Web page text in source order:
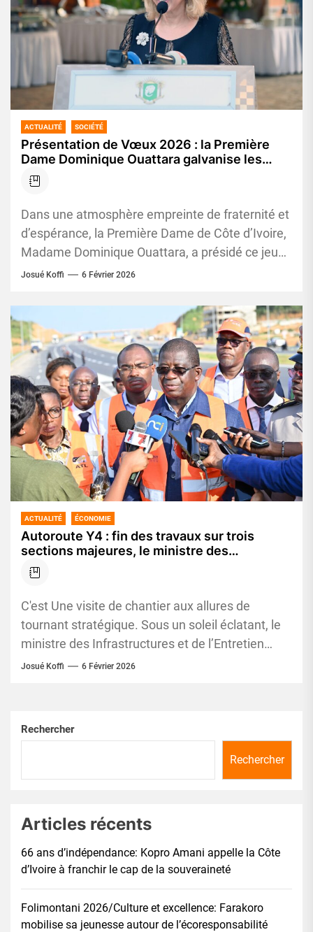
ACTUALITÉ SOCIÉTÉ
Présentation de Vœux 2026 : la Première
Dame Dominique Ouattara galvanise les
femmes ivoiriennes autour du leadership et
de la solidarité
Dans une atmosphère empreinte de fraternité et
d’espérance, la Première Dame de Côte d’Ivoire,
Madame Dominique Ouattara, a présidé ce jeudi
5 février 2026 la...
Josué Koffi 6 Février 2026
ACTUALITÉ ÉCONOMIE
Autoroute Y4 : fin des travaux sur trois
sections majeures, le ministre des
Infrastructures valide l’achèvement des
sections 1, 2 et 3
C'est Une visite de chantier aux allures de
tournant stratégique. Sous un soleil éclatant, le
ministre des Infrastructures et de l’Entretien
routier, Hien Sié Yacouba,...
Josué Koffi 6 Février 2026
Rechercher
Rechercher
Articles récents
66 ans d’indépendance: Kopro Amani appelle la Côte
d’Ivoire à franchir le cap de la souveraineté
Folimontani 2026/Culture et excellence: Farakoro
mobilise sa jeunesse autour de l’écoresponsabilité